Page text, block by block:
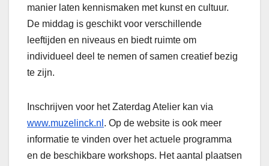
manier laten kennismaken met kunst en cultuur.
De middag is geschikt voor verschillende
leeftijden en niveaus en biedt ruimte om
individueel deel te nemen of samen creatief bezig
te zijn.
Inschrijven voor het Zaterdag Atelier kan via
www.muzelinck.nl . Op de website is ook meer
informatie te vinden over het actuele programma
en de beschikbare workshops. Het aantal plaatsen